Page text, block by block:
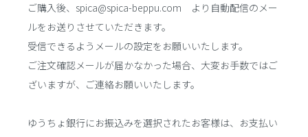
ご購入後、spica@spica-beppu.com より自動配信のメー
ルをお送りさせていただきます。
受信できるようメールの設定をお願いいたします。
ご注文確認メールが届かなかった場合、大変お手数ではご
ざいますが、ご連絡お願いいたします。
ゆうちょ銀行にお振込みを選択されたお客様は、お支払い